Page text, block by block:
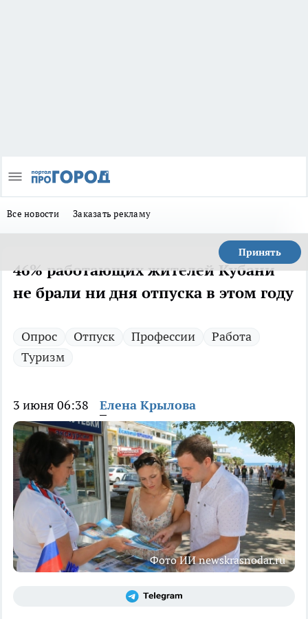
Все новости Заказать рекламу
Принять
46% работающих жителей Кубани
не брали ни дня отпуска в этом году
Опрос Отпуск Профессии
Работа
Туризм
3 июня 06:38 Елена Крылова
Фото ИИ newskrasnodar.ru